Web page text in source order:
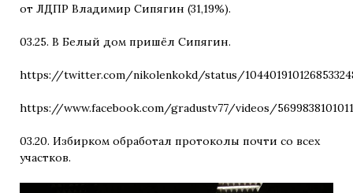
от ЛДПР Владимир Сипягин (31,19%).
03.25. В Белый дом пришёл Сипягин.
https://twitter.com/nikolenkokd/status/
https://www.facebook.com/gradustv77/videos/
03.20. Избирком обработал протоколы почти со всех
участков.